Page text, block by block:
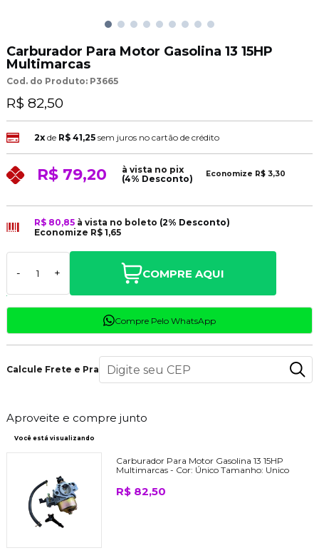
Carburador Para Motor Gasolina 13 15HP
Multimarcas
Cod. do Produto: P3665
R$ 82,50
2xde R$ 41,25 sem juros no cartão de crédito
R$ 79,20
à vista no pix
(4% Desconto)
Economize R$ 3,30
R$ 80,85 à vista no boleto (2% Desconto)
Economize R$ 1,65
- + COMPRE AQUI
Compre Pelo WhatsApp
Calcule Frete e Prazo
Aproveite e compre junto
Você está visualizando
Carburador Para Motor Gasolina 13 15HP
Multimarcas - Cor: Único Tamanho: Unico
R$ 82,50